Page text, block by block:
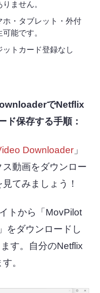
ません。
ホ・タブレット・外付
能です。
ットカード登録なし
でNetflix
ド保存する手順：
Downloader 」
動画をダウンロー
てみましょう！
トから「MovPilot
をダウンロードし
す。自分のNetflix
。